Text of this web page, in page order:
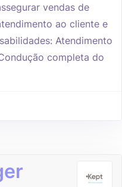
vendas de
ao cliente e
Atendimento
completa do